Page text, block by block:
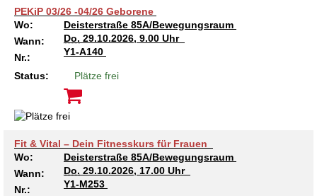
PEKiP 03/26 -04/26 Geborene
Wo:
Deisterstraße 85A/Bewegungsraum
Wann:
Do. 29.10.2026, 9.00 Uhr
Nr.:
Y1-A140
Status: Plätze frei
Fit & Vital – Dein Fitnesskurs für Frauen
Wo:
Deisterstraße 85A/Bewegungsraum
Wann:
Do. 29.10.2026, 17.00 Uhr
Nr.:
Y1-M253